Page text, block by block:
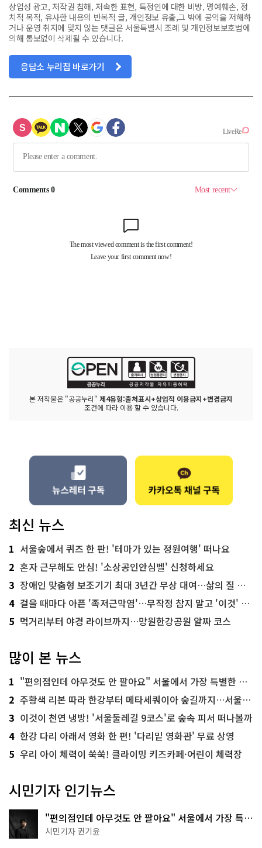
상업성 광고, 저작권 침해, 저속한 표현, 특정인에 대한 비방, 명예훼손, 정
치적 목적, 유사한 내용의 반복적 글, 개인정보 유출,그 밖에 공익을 저해하
거나 운영 취지에 맞지 않는 댓글은 서울특별시 조례 및 개인정보보호법에
의해 통보없이 삭제될 수 있습니다.
응답소 누리집 바로가기
본 저작물은 "공공누리" 제4유형:출처표시+상업적 이용금지+변경금지
조건에 따라 이용 할 수 있습니다.
최신 뉴스
1 서울숲에서 퀴즈 한 판! '테마가 있는 정원여행' 떠나요
2 혼자 근무해도 안심! '소상공인안심벨' 신청하세요
3 장애인 맞춤형 보조기기 최대 3년간 무상 대여…삶의 질 높인다
4 걸을 때마다 아픈 '족저근막염'…무작정 참지 말고 '이것' 해보세요!
5 먹거리부터 야경 라이브까지…망원한강공원 알짜 코스
많이 본 뉴스
1 "편의점인데 아무것도 안 팔아요" 서울에서 가장 특별한 편의점의 정체
2 주황색 리본 따라 한강부터 메타세쿼이아 숲길까지…서울둘레길 15코스
3 이것이 천연 냉방! '서울둘레길 9코스'로 숲속 피서 떠나볼까
4 한강 다리 아래서 영화 한 편! '다리밑 영화관' 무료 상영
5 우리 아이 체력이 쑥쑥! 클라이밍 키즈카페·어린이 체력장
시민기자 인기뉴스
"편의점인데 아무것도 안 팔아요" 서울에서 가장 특별
한 편의점의 정체
시민기자 권기윤